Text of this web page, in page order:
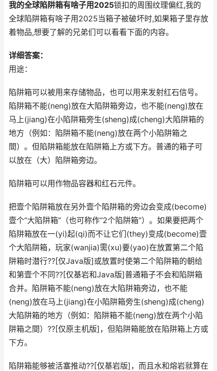
我的全球陷阱箱有啥子用2025锁扣的周围纹理偏红,我的
全球陷阱箱有啥子用2025当箱子被破坏时,如果箱子里存放
着物品,想要了解的兄弟们可以看看下面的内容。
详细答案：
用途：
陷阱箱可以被用来存储物品，也可以用来发射红石信号。
陷阱箱不能(neng)放在大陷阱箱旁边，也不能(neng)放在
马上(jiang)在小陷阱箱旁生(sheng)成(cheng)大陷阱箱的
地方（例如：陷阱箱不能(neng)放在两个小陷阱箱之
間）。但陷阱箱能放在陷阱箱上方或下方。普通的箱子可
以放在（大）陷阱箱旁边。
陷阱箱可以用作物品容器和红石元件。
把壹个陷阱箱放在另外壹个陷阱箱的旁边会变成(become)
壹个“大陷阱箱”（也可称作“2个陷阱箱”）。如果要把两个
陷阱箱放在一(yi)起(qi)而不让它们(they)变成(become)壹
个大陷阱箱，玩家(wanjia)需(xu)要(yao)在放置第二个陷
阱箱时潜行??[仅Java版]或放置时使第二个陷阱箱的朝给
和第壹个不同??[仅基岩和Java版]普通箱子不会和陷阱箱
合并。陷阱箱不能(neng)放在大陷阱箱旁边，也不能
(neng)放在马上(jiang)在小陷阱箱旁生(sheng)成(cheng)
大陷阱箱的地方（例如：陷阱箱不能(neng)放在两个小陷
阱箱之間）??[仅原主机版]，但陷阱箱能放在陷阱箱上方或
下方。
陷阱箱能够被活塞推动??[仅基岩版]，而且水和熔岩就算在